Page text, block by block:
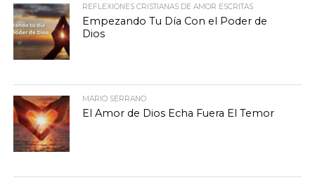
REFLEXIONES CRISTIANAS DE AMOR ESCRITAS
Empezando Tu Día Con el Poder de
Dios
MARIO SERRANO
El Amor de Dios Echa Fuera El Temor